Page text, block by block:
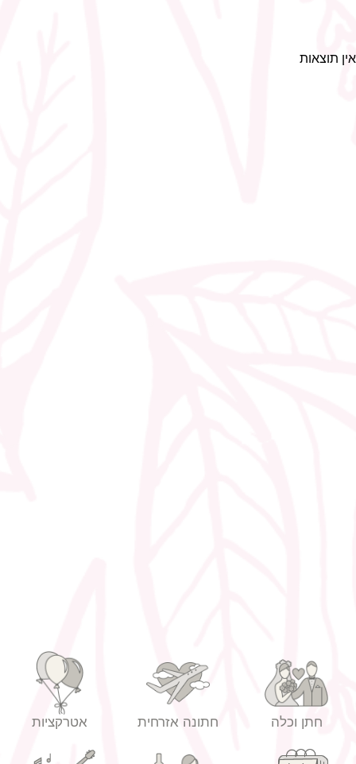
אין תוצאות
חתן וכלה חתונה אזרחית אטרקציות